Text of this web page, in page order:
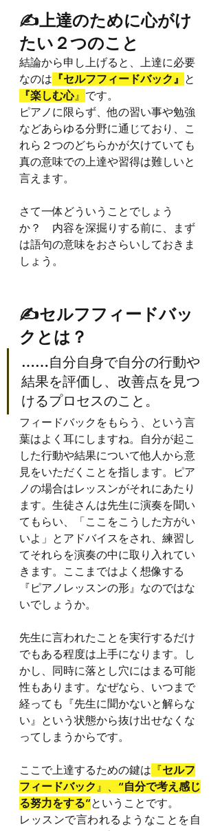
✍️上達のために心がけ
たい２つのこと
結論から申し上げると、上達に必要
なのは 『セルフフィードバック』 と
『楽しむ心』 です。
ピアノに限らず、他の習い事や勉強
などあらゆる分野に通じており、こ
れら２つのどちらかが欠けていても
真の意味での上達や習得は難しいと
言えます。
さて一体どういうことでしょう
か？　内容を深掘りする前に、まず
は語句の意味をおさらいしておきま
しょう。
✍️セルフフィードバッ
クとは？
……自分自身で自分の行動や
結果を評価し、改善点を見つ
けるプロセスのこと。
フィードバックをもらう、という言
葉はよく耳にしますね。自分が起こ
した行動や結果について他人から意
見をいただくことを指します。ピア
ノの場合はレッスンがそれにあたり
ます。生徒さんは先生に演奏を聞い
てもらい、「ここをこうした方がい
いよ」とアドバイスをされ、練習し
てそれらを演奏の中に取り入れてい
きます。ここまではよく想像する
『ピアノレッスンの形』なのではな
いでしょうか。
先生に言われたことを実行するだけ
でもある程度は上手になります。し
かし、同時に落とし穴にはまる可能
性もあります。なぜなら、いつまで
経っても『先生に聞かないと解らな
い』という状態から抜け出せなくな
ってしまうからです。
ここで上達するための鍵は 『セルフ
フィードバック 』、 “自分で考え感じ
る努力をする”ということです。
レッスンで言われるようなことを自